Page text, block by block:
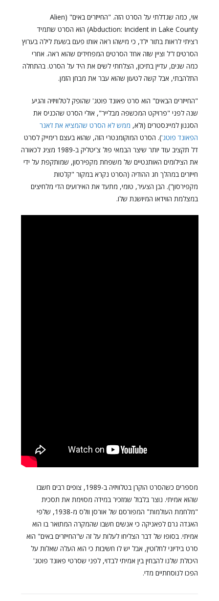
אוי, כמה שגדלתי על הסרט הזה. "החייזרים באים" (Alien
Abduction: Incident in Lake County) הוא הסרט שתמיד
רציתי לראות בתור ילד, כי מישהו ראה אותו פעם בשעת לילה בערוץ
הסרטים ז"ל וציין שזה אחד הסרטים המפחידים שהוא ראה. אחרי
כמה שנים, עדיין בתיכון, הצלחתי לשים את היד על הסרט. בהתחלה
התלהבתי, אבל קשה לטעון שהוא עבר את מבחן הזמן.
"החייזרים הבאים" הוא סרט פאונד פוטג' שהופק לטלוויזיה והגיע
שנה לפני "פרויקט המכשפה מבלייר", אולי הסרט שהכניס את
הסגנון למיינסטרים (ולא, ממש לא הסרט שהמציא את ז'אנר
הפאונד פוטג'). הסרט המוקומנטרי הזה, שהוא בעצם רימייק לסרט
דל תקציב עוד יותר שיצר הבמאי פול צ'יטליק ב-1989 מציג לכאורה
את הצילומים האותנטיים של משפחת מקפירסון, שמותקפת על ידי
חייזרים במהלך חג ההודיה (הסרט נקרא במקור "קלטות
מקפירסון"). הבן הצעיר, טומי, מתעד את האירועים הדי מלחיצים
במצלמת הווידאו המיושנת שלו.
מספרים כשהסרט הוקרן בטלוויזיה ב-1989, צופים רבים חשבו
שהוא אמיתי. נוצר בלבול שמזכיר במידה מסוימת את תסכית
"מלחמת העולמות" המפורסם של אורסן וולס מ-1938, שלפי
האגדה גרם לפאניקה כי אנשים חשבו שהמקרה המתואר בו הוא
אמיתי. בסופו של דבר הצליחו לעלות על זה ש"החייזרים באים" הוא
סרט בידיוני לחלוטין, אבל יש לו חשיבות כי הוא העלה שאלות על
היכולת שלנו להבחין בין אמיתי לבדוי, לפני שסרטי פאונד פוטג'
הפכו לנוסחתיים מדי.